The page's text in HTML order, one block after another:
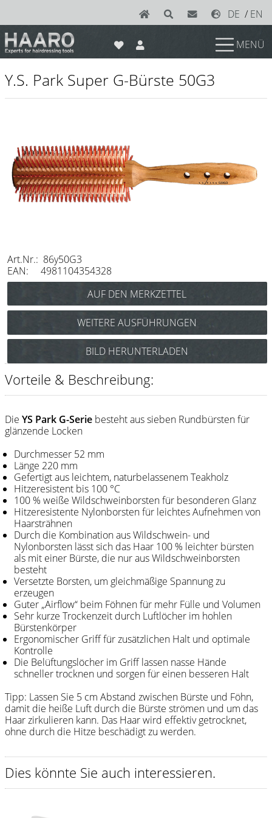
DE / EN
MENÜ
Scheren
e-kwip
Konayuki
Sets
Messer / Klingen
Y.S. Park
Fejic
e-kwip
Y.S. Park
Werkzeugtaschen
e-kwip
Joewell
Shampoo
Aromase Salon-Pro
Equipment
Sale %
Service
Aktuelle Informationen
Produktwissen Scheren
Flyer
Kataloge
Y.S. Park Super G-Bürste 50G3
Art.Nr.: 86y50G3
EAN: 4981104354328
WEITERE AUSFÜHRUNGEN
Y.S. Park Super G-Bürste 35G5 Art.Nr.: 86y35G5
Y.S. Park Super G-Bürste 40G4 Art.Nr.: 86y40G4
Y.S. Park Super G-Bürste 55G2 Art.Nr.: 86y55G2
Y.S. Park Super G-Bürste 60G1 Art.Nr.: 86y60G1
Y.S. Park Super G-Bürste 66GW0 Art.Nr.: 86y66GW0
BILD HERUNTERLADEN
Vorteile & Beschreibung:
Die YS Park G-Seriebesteht aus sieben Rundbürsten für
glänzende Locken
Durchmesser 52 mm
Länge 220 mm
Gefertigt aus leichtem, naturbelassenem Teakholz
Hitzeresistent bis 100 °C
100 % weiße Wildschweinborsten für besonderen Glanz
Hitzeresistente Nylonborsten für leichtes Aufnehmen von
Haarsträhnen
Durch die Kombination aus Wildschwein- und
Nylonborsten lässt sich das Haar 100 % leichter bürsten
als mit einer Bürste, die nur aus Wildschweinborsten
besteht
Versetzte Borsten, um gleichmäßige Spannung zu
erzeugen
Guter „Airflow“ beim Föhnen für mehr Fülle und Volumen
Sehr kurze Trockenzeit durch Luftlöcher im hohlen
Bürstenkörper
Ergonomischer Griff für zusätzlichen Halt und optimale
Kontrolle
Die Belüftungslöcher im Griff lassen nasse Hände
schneller trocknen und sorgen für einen besseren Halt
Tipp: Lassen Sie 5 cm Abstand zwischen Bürste und Föhn,
damit die heiße Luft durch die Bürste strömen und um das
Haar zirkulieren kann. Das Haar wird effektiv getrocknet,
ohne durch die Hitze beschädigt zu werden.
Dies könnte Sie auch interessieren.